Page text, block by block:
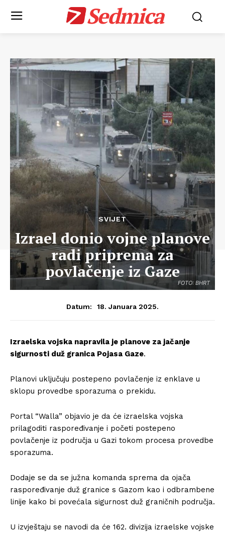
Sedmica
FOTO: BHRT
SVIJET
Izrael donio vojne planove
radi priprema za
povlačenje iz Gaze
Datum: 18. Januara 2025.
Izraelska vojska napravila je planove za jačanje
sigurnosti duž granica Pojasa Gaze.
Planovi uključuju postepeno povlačenje iz enklave u
sklopu provedbe sporazuma o prekidu.
Portal “Walla” objavio je da će izraelska vojska
prilagoditi raspoređivanje i početi postepeno
povlačenje iz područja u Gazi tokom procesa provedbe
sporazuma.
Dodaje se da se južna komanda sprema da ojača
raspoređivanje duž granice s Gazom kao i odbrambene
linije kako bi povećala sigurnost duž graničnih područja.
U izvještaju se navodi da će 162. divizija izraelske vojske